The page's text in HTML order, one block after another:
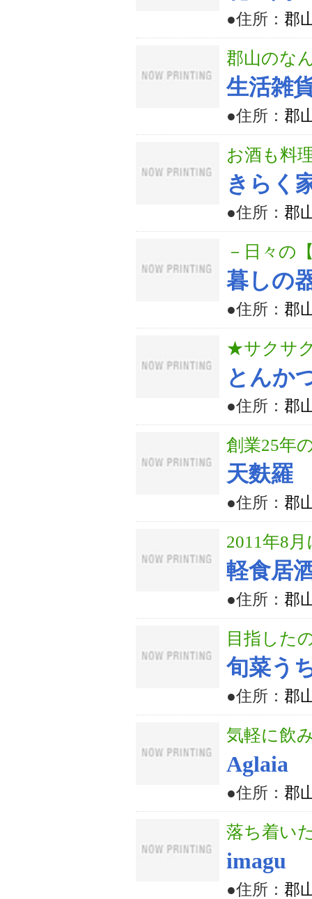
●住所： 郡
郡山のな
生活雑
●住所： 郡
お酒も料
きらく
●住所： 郡
－日々の
暮しの
●住所： 郡
★サクサ
とんか
●住所： 郡
創業25年
天麩羅
●住所： 郡
2011年8
軽食居
●住所： 郡
目指した
旬菜う
●住所： 郡
気軽に飲
Aglaia
●住所： 郡
落ち着い
imagu
●住所： 郡